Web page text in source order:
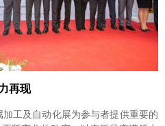
再现
工及自动化展为参与者提供重要的